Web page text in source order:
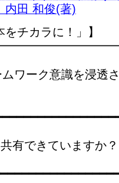
チカラに！」】
意識を浸透さ
できていますか？